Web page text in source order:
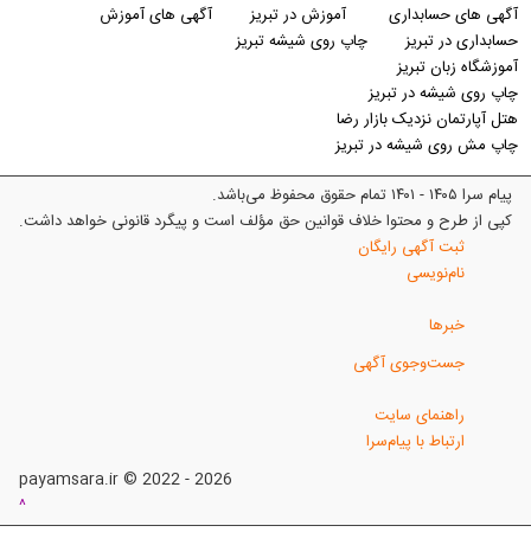
آگهی های حسابداری
آموزش در تبریز
آگهی های آموزش
حسابداری در تبریز
چاپ روی شیشه تبریز
آموزشگاه زبان تبریز
چاپ روی شیشه در تبریز
هتل آپارتمان نزدیک بازار رضا
چاپ مش روی شیشه در تبریز
پیام سرا ۱۴۰۵ - ۱۴۰۱ تمام حقوق محفوظ می‌باشد.
کپی از طرح و محتوا خلاف قوانین حق مؤلف است و پیگرد قانونی خواهد داشت.
ثبت آگهی رایگان
نام‌نویسی
خبرها
جست‌وجوی آگهی
راهنمای سایت
ارتباط با پیام‌سرا
payamsara.ir © 2022 - 2026